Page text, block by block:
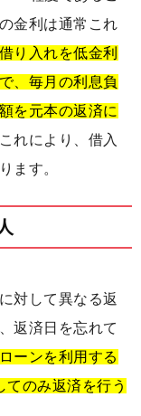
金利は通常これ
り入れを低金利
、毎月の利息負
を元本の返済に
これにより、借入
ます。
対して異なる返
返済日を忘れて
ーンを利用する
てのみ返済を行う